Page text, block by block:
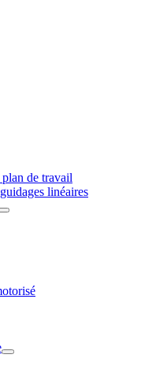
plan de travail
linéaires